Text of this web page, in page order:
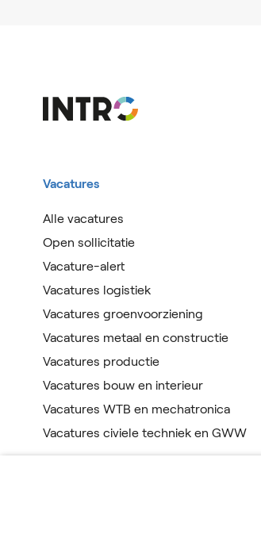
Vacatures
Alle vacatures
Open sollicitatie
Vacature-alert
Vacatures logistiek
Vacatures groenvoorziening
Vacatures metaal en constructie
Vacatures productie
Vacatures bouw en interieur
Vacatures WTB en mechatronica
Vacatures civiele techniek en GWW